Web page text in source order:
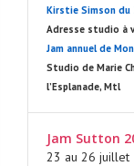
Kirstie Simson du
Adresse studio à
Jam annuel de
Studio de Marie
l’Esplanade, Mtl
Jam Sutton
23 au 26 juillet